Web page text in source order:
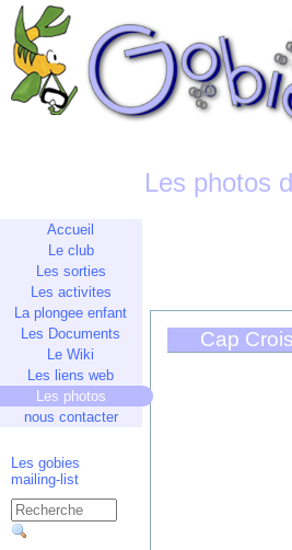
Les photos
Accueil
Le club
Les sorties
Les activites
La plongee enfant
Les Documents
Le Wiki
Les liens web
Les photos
nous contacter
Les gobies
mailing-list
Cap